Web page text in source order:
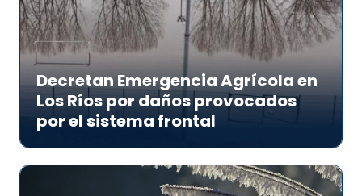
Decretan Emergencia Agrícola en
Los Ríos por daños provocados
por el sistema frontal